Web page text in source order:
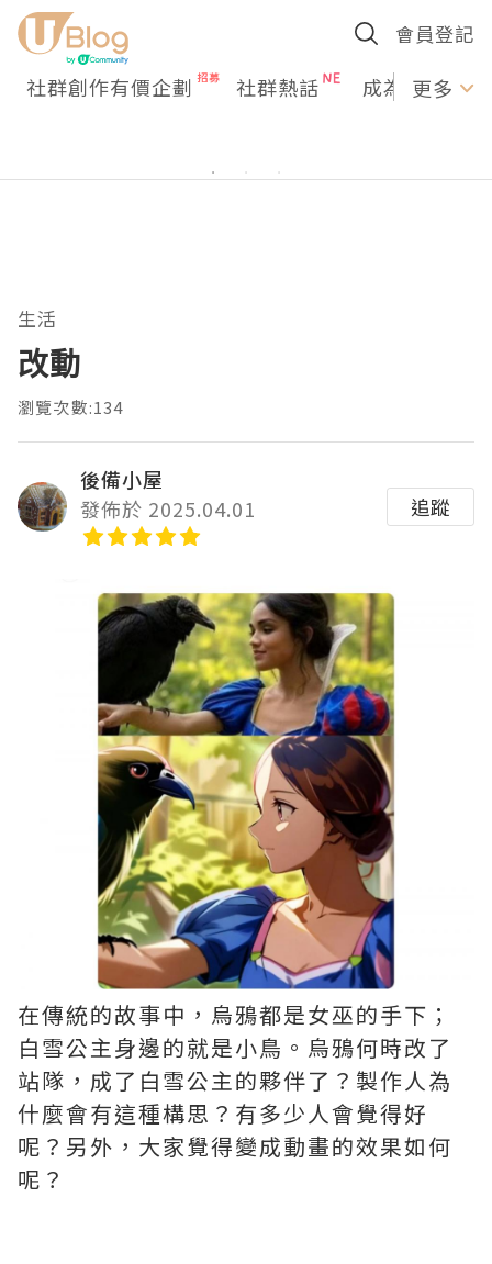
會員登記
社群創作有價企劃 社群熱話 成為U更多
生活
改動
瀏覽次數:134
後備小屋
發佈於 2025.04.01
追蹤
在傳統的故事中，烏鴉都是女巫的手下；
白雪公主身邊的就是小鳥。烏鴉何時改了
站隊，成了白雪公主的夥伴了？製作人為
什麼會有這種構思？有多少人會覺得好
呢？另外，大家覺得變成動畫的效果如何
呢？